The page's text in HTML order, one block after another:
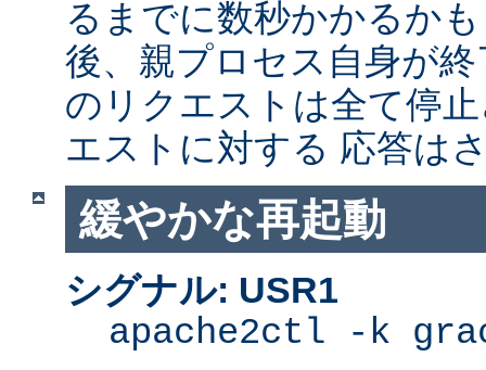
るまでに数秒かかるか
後、親プロセス自身が
のリクエストは全て停
エストに対する 応答は
緩やかな再起動
シグナル: USR1
apache2ctl -k